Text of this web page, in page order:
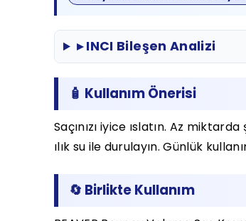
▸ INCI Bileşen Analizi
🧴 Kullanım Önerisi
Saçınızı iyice ıslatın. Az
ılık su ile durulayın. Günlük
🔄 Birlikte Kullanım